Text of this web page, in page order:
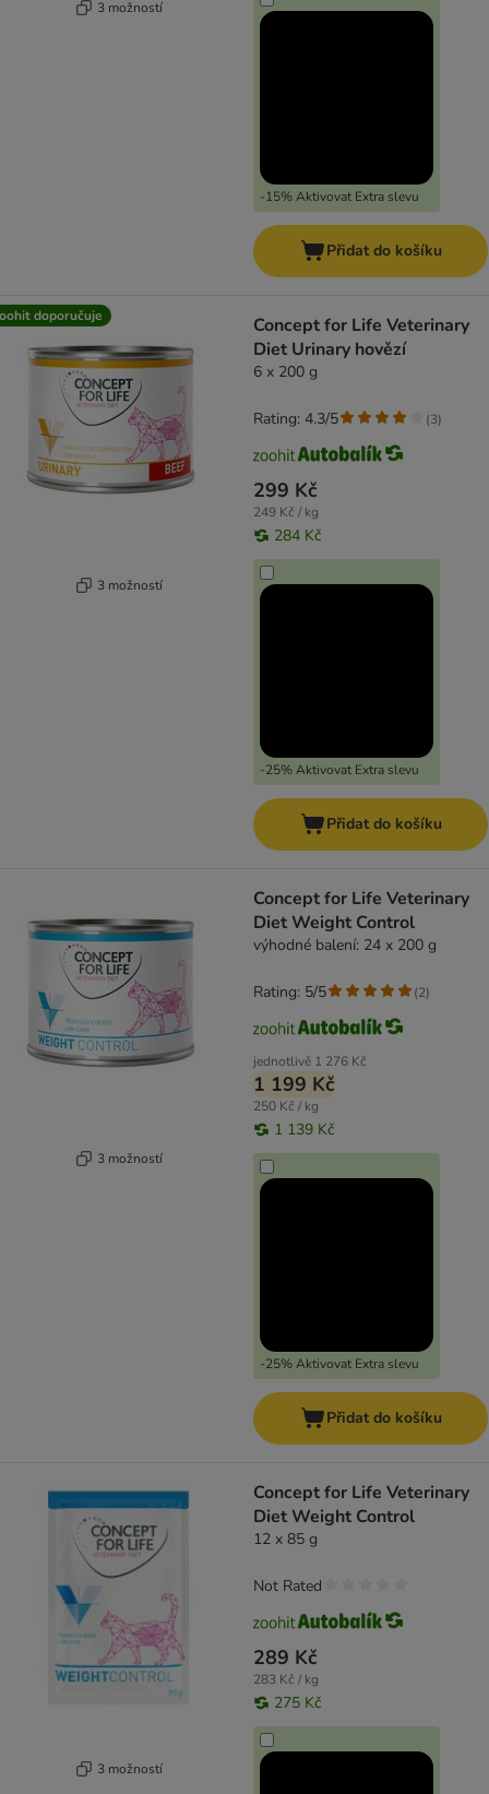
3 možností
-15% Aktivovat Extra slevu
Přidat do košíku
doporučuje
3 možností
Concept for Life Veterinary
Diet Urinary hovězí
6 x 200 g
299 Kč
249 Kč / kg
284 Kč
-25% Aktivovat Extra slevu
Rating: 4.3/5 (3)
Přidat do košíku
3 možností
Concept for Life Veterinary
Diet Weight Control
výhodné balení: 24 x 200 g
jednotlivě 1 276 Kč
1 199 Kč
250 Kč / kg
1 139 Kč
-25% Aktivovat Extra slevu
Rating: 5/5 (2)
Přidat do košíku
3 možností
Concept for Life Veterinary
Diet Weight Control
12 x 85 g
289 Kč
283 Kč / kg
275 Kč
Not Rated